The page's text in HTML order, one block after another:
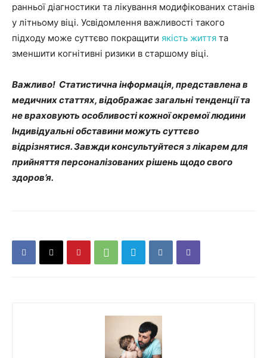
ранньої діагностики та лікування модифікованих станів
у літньому віці. Усвідомлення важливості такого
підходу може суттєво покращити якість життя та
зменшити когнітивні ризики в старшому віці.
Важливо! Статистична інформація, представлена в
медичних статтях, відображає загальні тенденції та
не враховують особливості кожної окремої людини
Індивідуальні обставини можуть суттєво
відрізнятися. Завжди консультуйтеся з лікарем для
прийняття персоналізованих рішень щодо свого
здоров’я.